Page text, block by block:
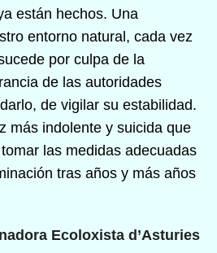
están hechos. Una
entorno natural, cada vez
por culpa de la
de las autoridades
de vigilar su estabilidad.
más indolente y suicida que
las medidas adecuadas
tras años y más años
Ecoloxista d’Asturies